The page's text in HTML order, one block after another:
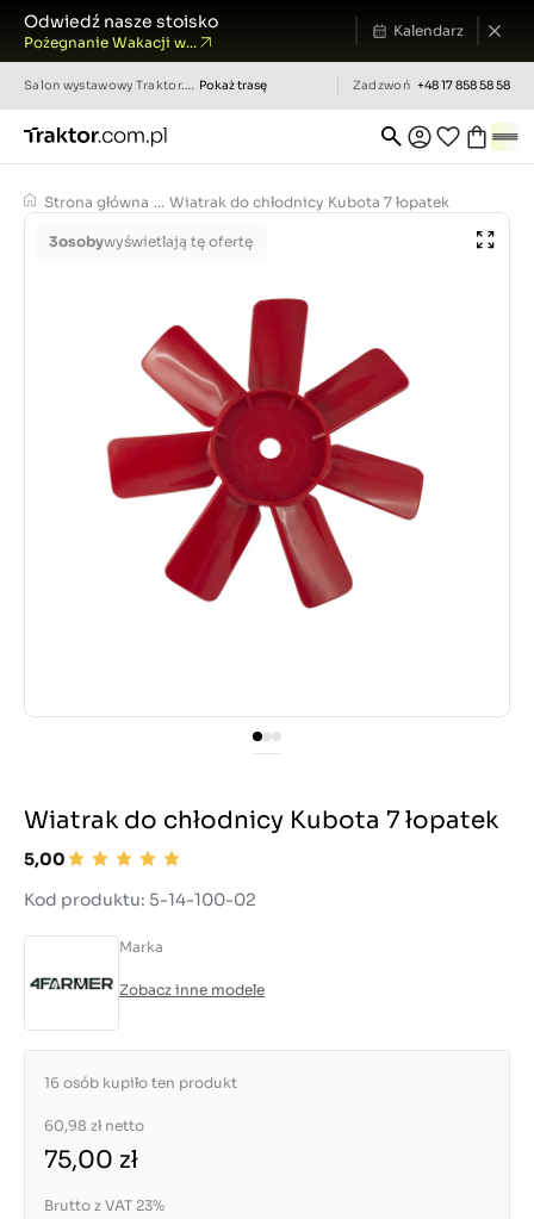
Odwiedź nasze stoisko
Pożegnanie Wakacji w...
Kalendarz
Salon wystawowy Traktor.com.pl Pokaż trasę Zadzwoń +48 17 858 58 58
Strona główna ... Wiatrak do chłodnicy Kubota 7 łopatek
3osobywyświetlają tę ofertę
Wiatrak do chłodnicy Kubota 7 łopatek
5,00
Kod produktu: 5-14-100-02
Marka
Zobacz inne modele
16 osób kupiło ten produkt
60,98 zł netto
75,00 zł
Brutto z VAT 23%